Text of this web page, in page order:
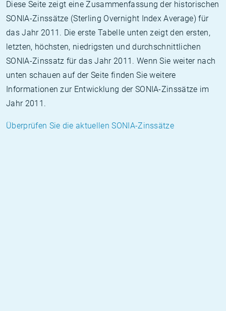
Diese Seite zeigt eine Zusammenfassung der historischen
SONIA-Zinssätze (Sterling Overnight Index Average) für
das Jahr 2011. Die erste Tabelle unten zeigt den ersten,
letzten, höchsten, niedrigsten und durchschnittlichen
SONIA-Zinssatz für das Jahr 2011. Wenn Sie weiter nach
unten schauen auf der Seite finden Sie weitere
Informationen zur Entwicklung der SONIA-Zinssätze im
Jahr 2011.
Überprüfen Sie die aktuellen SONIA-Zinssätze